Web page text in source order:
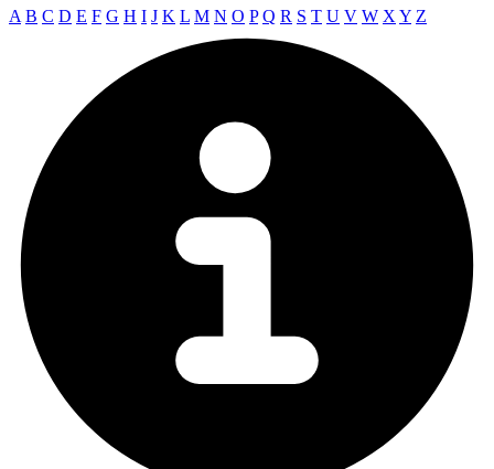
A B C D E F G H I J K L M N O P Q R S T U V W X Y Z